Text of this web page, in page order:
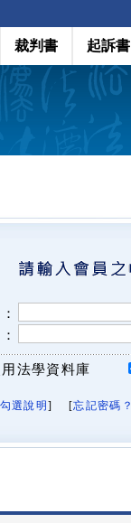
裁判書 起訴書
法學資料庫
勾選說明 ] [忘記密碼？